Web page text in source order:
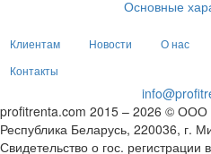
Основные
Клиентам Новости О нас
Контакты
profitrenta.com 2015 – 2026 © ООО
Республика Беларусь, 220036, г.
Свидетельство о гос.